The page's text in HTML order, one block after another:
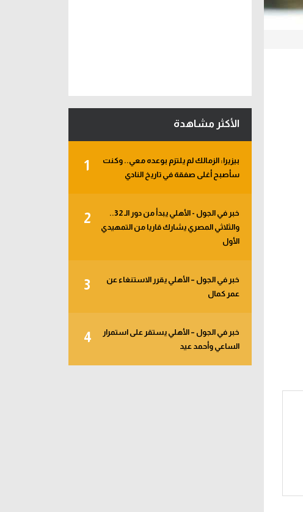
الأكثر مشاهدة
1
بيزيرا: الزمالك لم يلتزم بوعده معي.. وكنت
سأصبح أغلى صفقة في تاريخ النادي
2
خبر في الجول - الأهلي يبدأ من دور الـ 32..
والثلاثي المصري يشارك قاريا من التمهيدي
الأول
3
خبر في الجول – الأهلي يقرر الاستنغاء عن
عمر كمال
4
خبر في الجول – الأهلي يستقر على استمرار
الساعي وأحمد عيد